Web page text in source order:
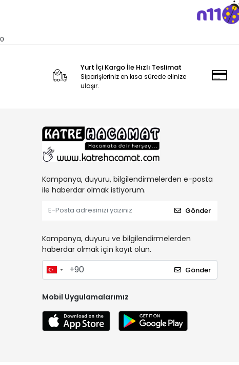
0
Yurt İçi Kargo İle Hızlı Teslimat
Siparişleriniz en kısa sürede elinize
ulaşır.
Kampanya, duyuru, bilgilendirmelerden e-posta
ile haberdar olmak istiyorum.
Gönder
Kampanya, duyuru ve bilgilendirmelerden
haberdar olmak için kayıt olun.
Gönder
Mobil Uygulamalarımız